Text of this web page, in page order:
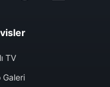
TV
Galeri